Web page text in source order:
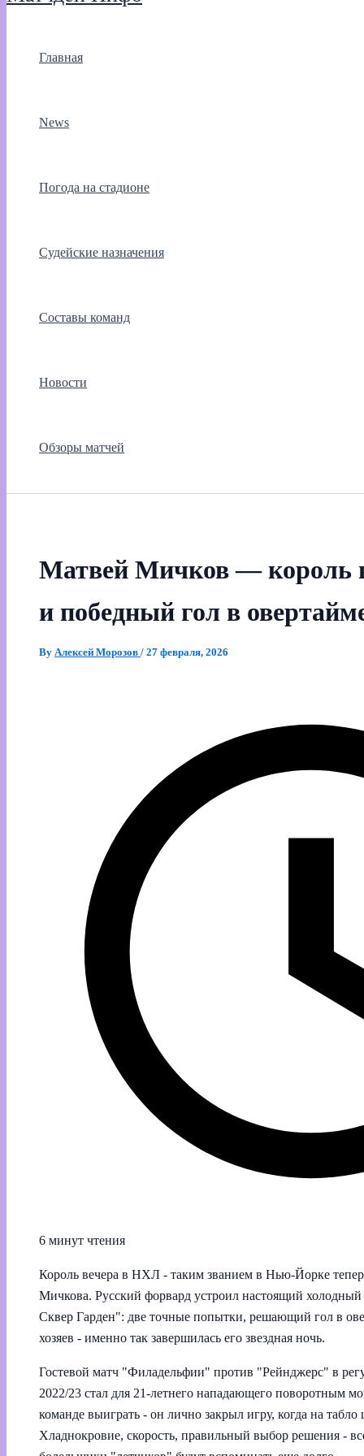
Главная
News
Погода на стадионе
Судейские назначения
Составы команд
Новости
Обзоры матчей
Матвей Мичков — король
и победный гол в
By Алексей Морозов / 27 февраля, 2026
6 минут чтения
Король вечера в НХЛ - таким званием в Нью-Йорке
Мичкова. Русский форвард устроил настоящий
Сквер Гарден": две точные попытки, решающий гол в
хозяев - именно так завершилась его звездная ночь.
Гостевой матч "Филадельфии" против "Рейнджерс" в
2022/23 стал для 21‑летнего нападающего поворотным
команде выиграть - он лично закрыл игру, когда на
Хладнокровие, скорость, правильный выбор решения -